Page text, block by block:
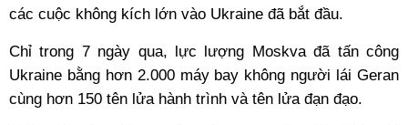
các cuộc không kích lớn vào Ukraine đã bắt đầu.
Chỉ trong 7 ngày qua, lực lượng Moskva đã tấn công
Ukraine bằng hơn 2.000 máy bay không người lái Geran
cùng hơn 150 tên lửa hành trình và tên lửa đạn đạo.